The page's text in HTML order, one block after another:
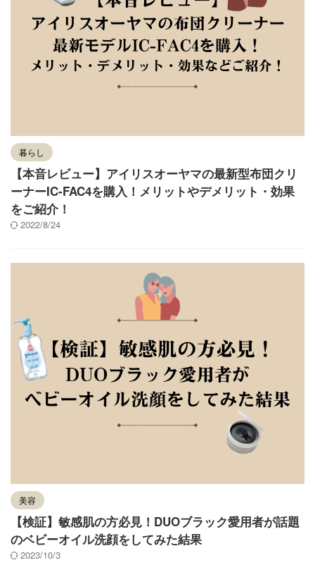
暮らし
【本音レビュー】アイリスオーヤマの最新型布団クリ
ーナーIC-FAC4を購入！メリットやデメリット・効果
をご紹介！
2022/8/24
美容
【検証】敏感肌の方必見！DUOブラック愛用者が話題
のベビーオイル洗顔をしてみた結果
2023/10/3